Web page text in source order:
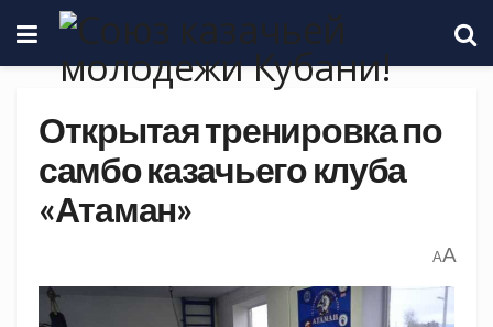
Открытая тренировка по
самбо казачьего клуба
«Атаман»
AA